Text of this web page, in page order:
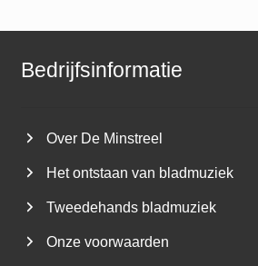
Bedrijfsinformatie
Over De Minstreel
Het ontstaan van bladmuziek
Tweedehands bladmuziek
Onze voorwaarden